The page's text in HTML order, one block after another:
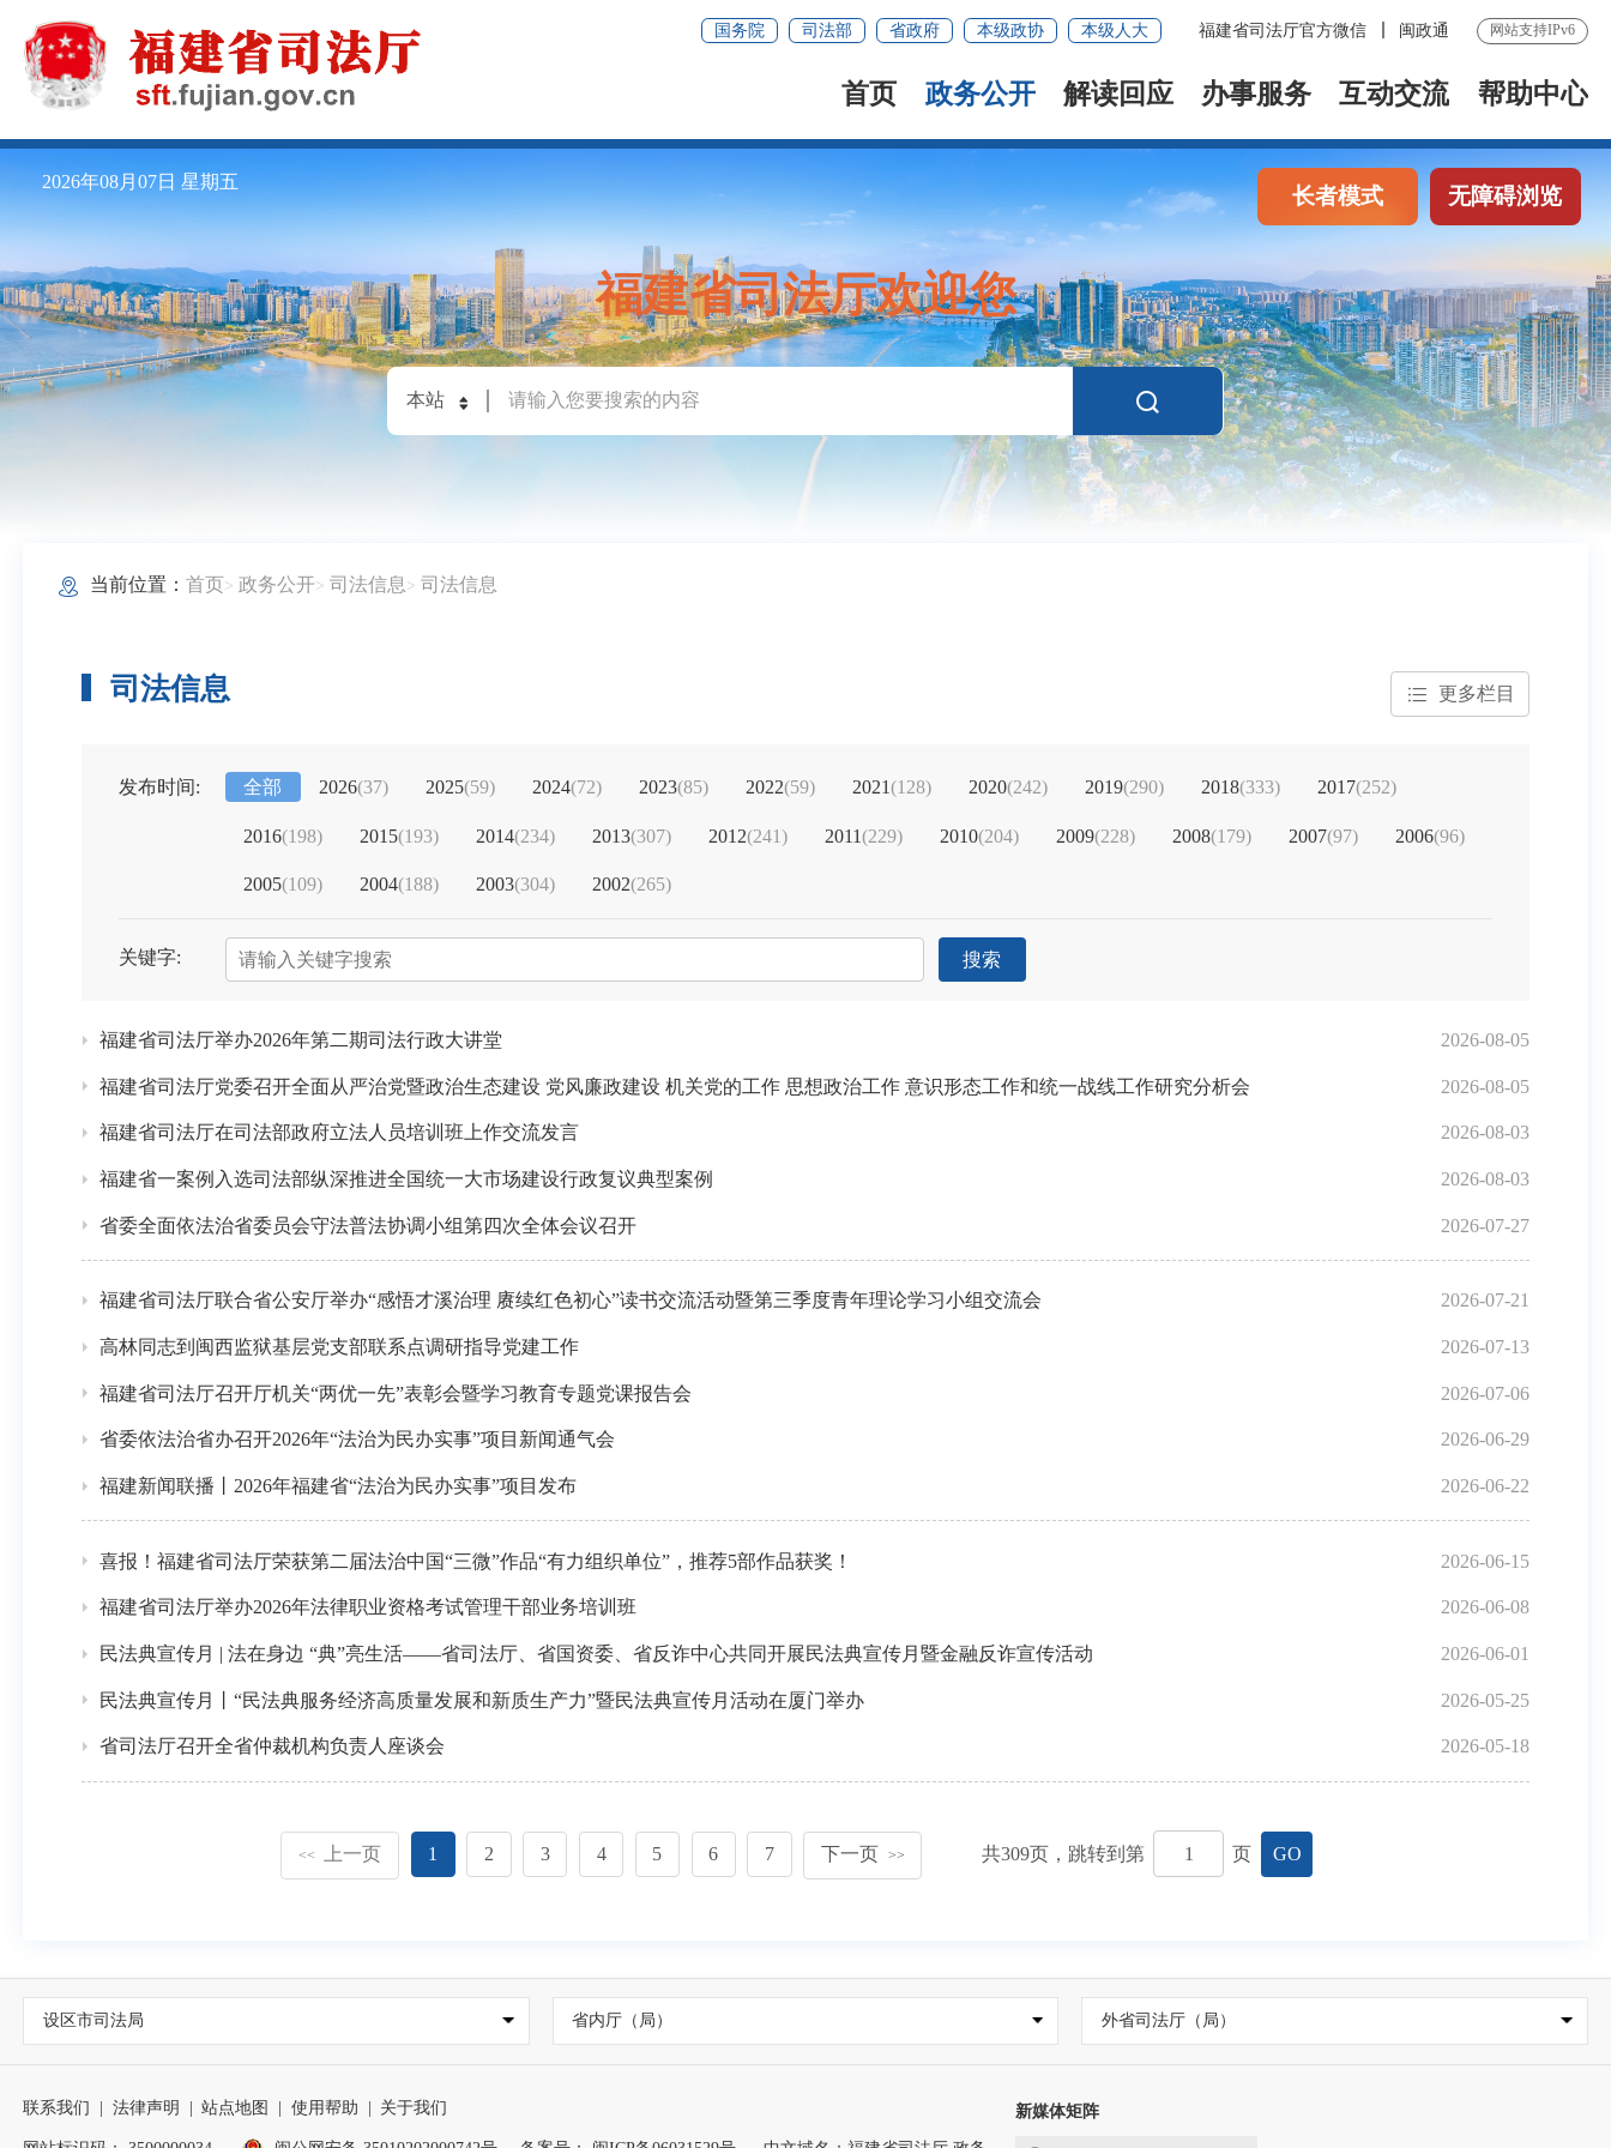
国务院 司法部 省政府 本级政协 本级人大 福建省司法厅官方微信 闽政通 网站支持IPv6
首页 政务公开 解读回应 办事服务 互动交流 帮助中心
2026年08月07日 星期五
福建省司法厅欢迎您
长者模式 无障碍浏览
当前位置：首页 政务公开 司法信息 司法信息
司法信息 更多栏目
发布时间: 全部 2026(37) 2025(59) 2024(72) 2023(85) 2022(59) 2021(128) 2020(242) 2019(290) 2018(333) 2017(252)
2016(198) 2015(193) 2014(234) 2013(307) 2012(241) 2011(229) 2010(204) 2009(228) 2008(179) 2007(97) 2006(96)
2005(109) 2004(188) 2003(304) 2002(265)
关键字: 搜索
福建省司法厅举办2026年第二期司法行政大讲堂 2026-08-05
福建省司法厅党委召开全面从严治党暨政治生态建设 党风廉政建设 机关党的工作 思想政治工作 意识形态工作和统一战线工作研究分析会 2026-08-05
福建省司法厅在司法部政府立法人员培训班上作交流发言 2026-08-03
福建省一案例入选司法部纵深推进全国统一大市场建设行政复议典型案例 2026-08-03
省委全面依法治省委员会守法普法协调小组第四次全体会议召开 2026-07-27
福建省司法厅联合省公安厅举办“感悟才溪治理 赓续红色初心”读书交流活动暨第三季度青年理论学习小组交流会 2026-07-21
高林同志到闽西监狱基层党支部联系点调研指导党建工作 2026-07-13
福建省司法厅召开厅机关“两优一先”表彰会暨学习教育专题党课报告会 2026-07-06
省委依法治省办召开2026年“法治为民办实事”项目新闻通气会 2026-06-29
福建新闻联播丨2026年福建省“法治为民办实事”项目发布 2026-06-22
喜报！福建省司法厅荣获第二届法治中国“三微”作品“有力组织单位”，推荐5部作品获奖！ 2026-06-15
福建省司法厅举办2026年法律职业资格考试管理干部业务培训班 2026-06-08
民法典宣传月 | 法在身边 “典”亮生活——省司法厅、省国资委、省反诈中心共同开展民法典宣传月暨金融反诈宣传活动 2026-06-01
民法典宣传月丨“民法典服务经济高质量发展和新质生产力”暨民法典宣传月活动在厦门举办 2026-05-25
省司法厅召开全省仲裁机构负责人座谈会 2026-05-18
<< 上一页 1 2 3 4 5 6 7 下一页 >> 共309页，跳转到第 页 GO
设区市司法局 省内厅（局） 外省司法厅（局）
联系我们 法律声明 站点地图 使用帮助 关于我们 新媒体矩阵